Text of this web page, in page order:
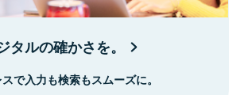
タルの確かさを。
で入力も検索もスムーズに。